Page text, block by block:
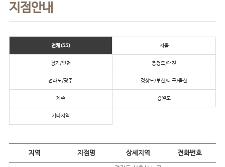
지점안내
전체(55) 서울
경기/인천 충청도/대전
전라도/광주 경상도/부산/대구/울산
제주 강원도
기타지역
지역 지점명 상세지역 전화번호